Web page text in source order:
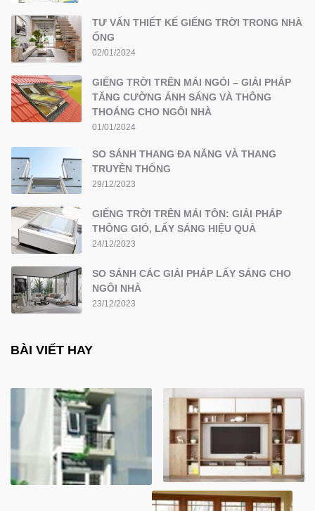
TƯ VẤN THIẾT KẾ GIẾNG TRỜI TRONG NHÀ
ỐNG
02/01/2024
GIẾNG TRỜI TRÊN MÁI NGÓI – GIẢI PHÁP
TĂNG CƯỜNG ÁNH SÁNG VÀ THÔNG
THOÁNG CHO NGÔI NHÀ
01/01/2024
SO SÁNH THANG ĐA NĂNG VÀ THANG
TRUYỀN THỐNG
29/12/2023
GIẾNG TRỜI TRÊN MÁI TÔN: GIẢI PHÁP
THÔNG GIÓ, LẤY SÁNG HIỆU QUẢ
24/12/2023
SO SÁNH CÁC GIẢI PHÁP LẤY SÁNG CHO
NGÔI NHÀ
23/12/2023
BÀI VIẾT HAY